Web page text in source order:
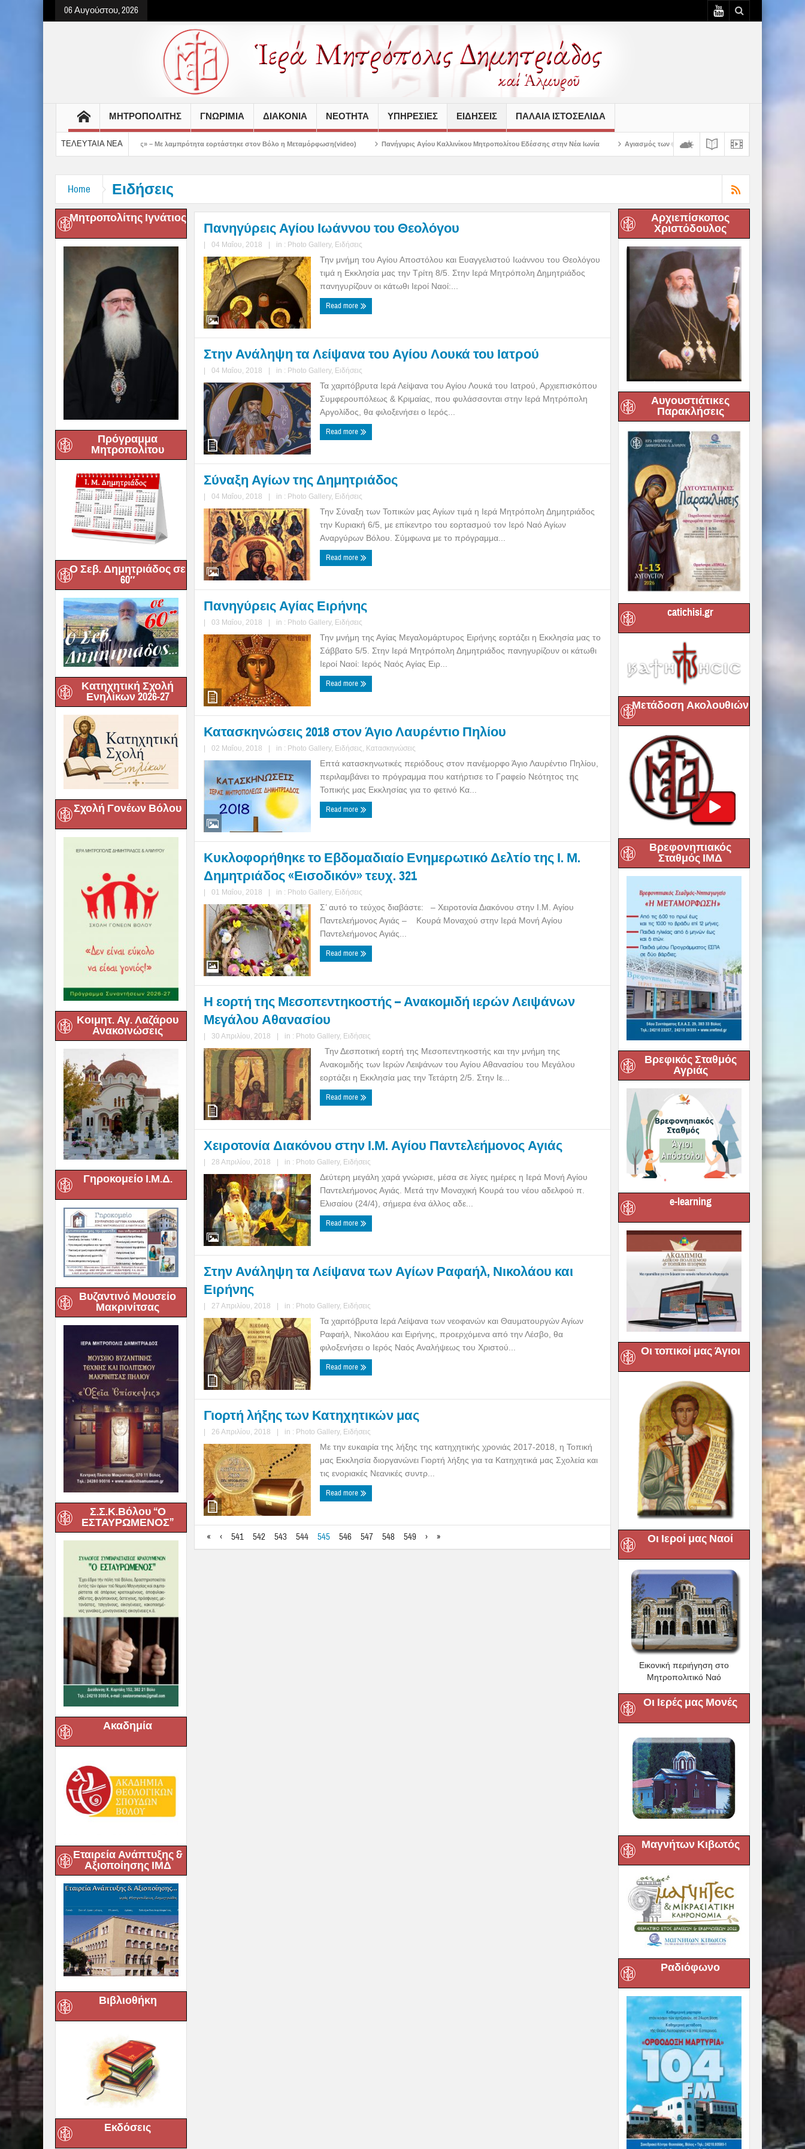
06 Αυγούστου, 2026
ΜΗΤΡΟΠΟΛΙΤΗΣ ΓΝΩΡΙΜΙΑ ΔΙΑΚΟΝΙΑ ΝΕΟΤΗΤΑ ΥΠΗΡΕΣΙΕΣ ΕΙΔΗΣΕΙΣ ΠΑΛΑΙΆ ΙΣΤΟΣΕΛΊΔΑ
ΤΕΛΕΥΤΑΙΑ ΝΕΑ
μάς έδειξε το μέλλον μας» – Με λαμπρότητα εορτάστηκε στον Βόλο η Μεταμόρφωση(video) Πανήγυρις Αγίου Καλλινίκου Μητροπολίτου Εδέσσης στην Νέα Ιωνία Αγιασμός των πρώτων ολοκληρωμένων κελιών της Παλαιάς Ιεράς Μονής
Home Ειδήσεις
Μητροπολίτης Ιγνάτιος
Πρόγραμμα
Μητροπολίτου
Ο Σεβ. Δημητριάδος σε
60″
Κατηχητική Σχολή
Ενηλίκων 2026-27
Σχολή Γονέων Βόλου
Κοιμητ. Αγ. Λαζάρου
Ανακοινώσεις
Γηροκομείο Ι.Μ.Δ.
Βυζαντινό Μουσείο
Μακρινίτσας
Σ.Σ.Κ.Βόλου “Ο
ΕΣΤΑΥΡΩΜΕΝΟΣ”
Ακαδημία
Εταιρεία Ανάπτυξης &
Αξιοποίησης ΙΜΔ
Βιβλιοθήκη
Εκδόσεις
Πανηγύρεις Αγίου Ιωάννου του Θεολόγου
04 Μαΐου, 2018 in : Photo Gallery, Ειδήσεις
Την μνήμη του Αγίου Αποστόλου και Ευαγγελιστού Ιωάννου του Θεολόγου
τιμά η Εκκλησία μας την Τρίτη 8/5. Στην Ιερά Μητρόπολη Δημητριάδος
πανηγυρίζουν οι κάτωθι Ιεροί Ναοί:...
Read more
Στην Ανάληψη τα Λείψανα του Αγίου Λουκά του Ιατρού
04 Μαΐου, 2018 in : Photo Gallery, Ειδήσεις
Τα χαριτόβρυτα Ιερά Λείψανα του Αγίου Λουκά του Ιατρού, Αρχιεπισκόπου
Συμφερουπόλεως & Κριμαίας, που φυλάσσονται στην Ιερά Μητρόπολη
Αργολίδος, θα φιλοξενήσει ο Ιερός...
Read more
Σύναξη Αγίων της Δημητριάδος
04 Μαΐου, 2018 in : Photo Gallery, Ειδήσεις
Την Σύναξη των Τοπικών μας Αγίων τιμά η Ιερά Μητρόπολη Δημητριάδος
την Κυριακή 6/5, με επίκεντρο του εορτασμού τον Ιερό Ναό Αγίων
Αναργύρων Βόλου. Σύμφωνα με το πρόγραμμα...
Read more
Πανηγύρεις Αγίας Ειρήνης
03 Μαΐου, 2018 in : Photo Gallery, Ειδήσεις
Την μνήμη της Αγίας Μεγαλομάρτυρος Ειρήνης εορτάζει η Εκκλησία μας το
Σάββατο 5/5. Στην Ιερά Μητρόπολη Δημητριάδος πανηγυρίζουν οι κάτωθι
Ιεροί Ναοί: Ιερός Ναός Αγίας Ειρ...
Read more
Κατασκηνώσεις 2018 στον Άγιο Λαυρέντιο Πηλίου
02 Μαΐου, 2018 in : Photo Gallery, Ειδήσεις, Κατασκηνώσεις
Επτά κατασκηνωτικές περιόδους στον πανέμορφο Άγιο Λαυρέντιο Πηλίου,
περιλαμβάνει το πρόγραμμα που κατήρτισε το Γραφείο Νεότητος της
Τοπικής μας Εκκλησίας για το φετινό Κα...
Read more
Κυκλοφορήθηκε το Εβδομαδιαίο Ενημερωτικό Δελτίο της Ι. Μ.
Δημητριάδος «Εισοδικόν» τευχ. 321
01 Μαΐου, 2018 in : Photo Gallery, Ειδήσεις
Σ’ αυτό το τεύχος διαβάστε: – Χειροτονία Διακόνου στην Ι.Μ. Αγίου
Παντελεήμονος Αγιάς – Κουρά Μοναχού στην Ιερά Μονή Αγίου
Παντελεήμονος Αγιάς...
Read more
Η εορτή της Μεσοπεντηκοστής – Ανακομιδή ιερών Λειψάνων
Μεγάλου Αθανασίου
30 Απριλίου, 2018 in : Photo Gallery, Ειδήσεις
Την Δεσποτική εορτή της Μεσοπεντηκοστής και την μνήμη της
Ανακομιδής των Ιερών Λειψάνων του Αγίου Αθανασίου του Μεγάλου
εορτάζει η Εκκλησία μας την Τετάρτη 2/5. Στην Ιε...
Read more
Χειροτονία Διακόνου στην Ι.Μ. Αγίου Παντελεήμονος Αγιάς
28 Απριλίου, 2018 in : Photo Gallery, Ειδήσεις
Δεύτερη μεγάλη χαρά γνώρισε, μέσα σε λίγες ημέρες η Ιερά Μονή Αγίου
Παντελεήμονος Αγιάς. Μετά την Μοναχική Κουρά του νέου αδελφού π.
Ελισαίου (24/4), σήμερα ένα άλλος αδε...
Read more
Στην Ανάληψη τα Λείψανα των Αγίων Ραφαήλ, Νικολάου και
Ειρήνης
27 Απριλίου, 2018 in : Photo Gallery, Ειδήσεις
Τα χαριτόβρυτα Ιερά Λείψανα των νεοφανών και Θαυματουργών Αγίων
Ραφαήλ, Νικολάου και Ειρήνης, προερχόμενα από την Λέσβο, θα
φιλοξενήσει ο Ιερός Ναός Αναλήψεως του Χριστού...
Read more
Γιορτή λήξης των Κατηχητικών μας
26 Απριλίου, 2018 in : Photo Gallery, Ειδήσεις
Με την ευκαιρία της λήξης της κατηχητικής χρονιάς 2017-2018, η Τοπική
μας Εκκλησία διοργανώνει Γιορτή λήξης για τα Κατηχητικά μας Σχολεία και
τις ενοριακές Νεανικές συντρ...
Read more
« ‹ 541 542 543 544 545 546 547 548 549 › »
Αρχιεπίσκοπος
Χριστόδουλος
Αυγουστιάτικες
Παρακλήσεις
catichisi.gr
Μετάδοση Ακολουθιών
Βρεφονηπιακός
Σταθμός ΙΜΔ
Βρεφικός Σταθμός
Αγριάς
e-learning
Οι τοπικοί μας Άγιοι
Οι Ιεροί μας Ναοί
Εικονική περιήγηση στο
Μητροπολιτικό Ναό
Οι Ιερές μας Μονές
Μαγνήτων Κιβωτός
Ραδιόφωνο